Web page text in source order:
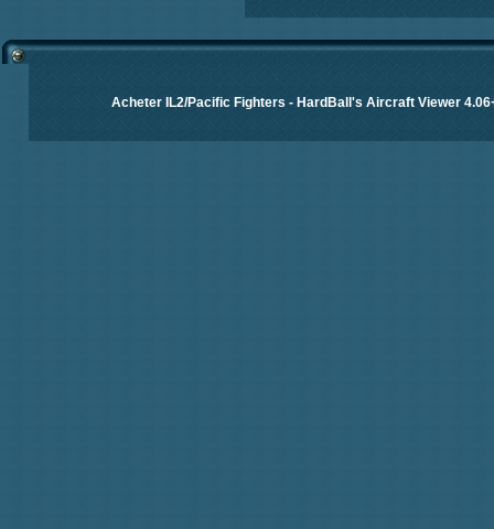
Acheter IL2/Pacific Fighters - HardBall's Aircraft Viewer